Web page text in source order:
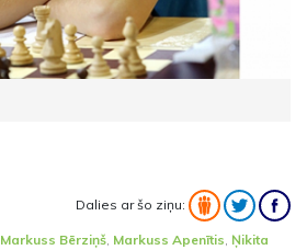
Dalies ar šo ziņu:
Markuss Bērziņš, Markuss Apenītis, Ņikita